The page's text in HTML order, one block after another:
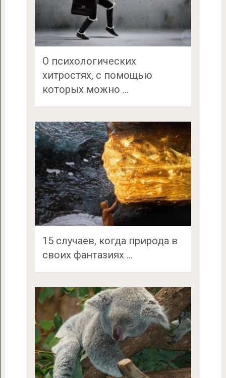
O психологических
хитростях, с помощью
которых можно …
15 случаев, когда природа в
своих фантазиях …